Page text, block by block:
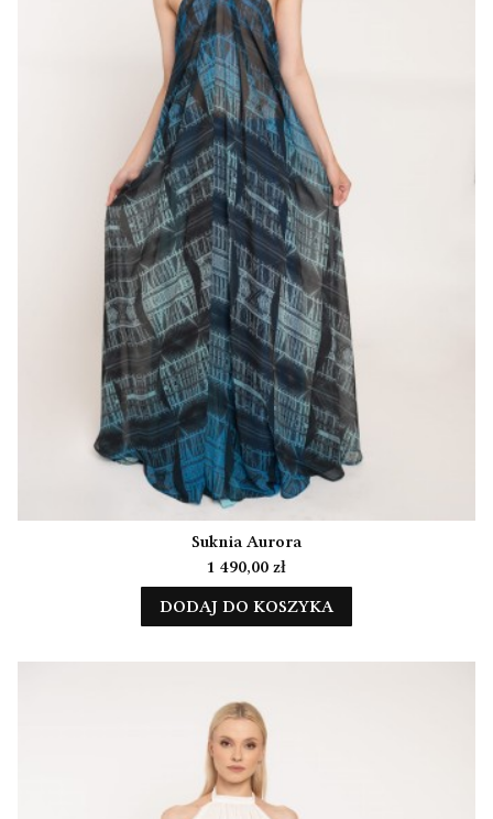
Suknia Aurora
Cena
1 490,00 zł
DODAJ DO KOSZYKA